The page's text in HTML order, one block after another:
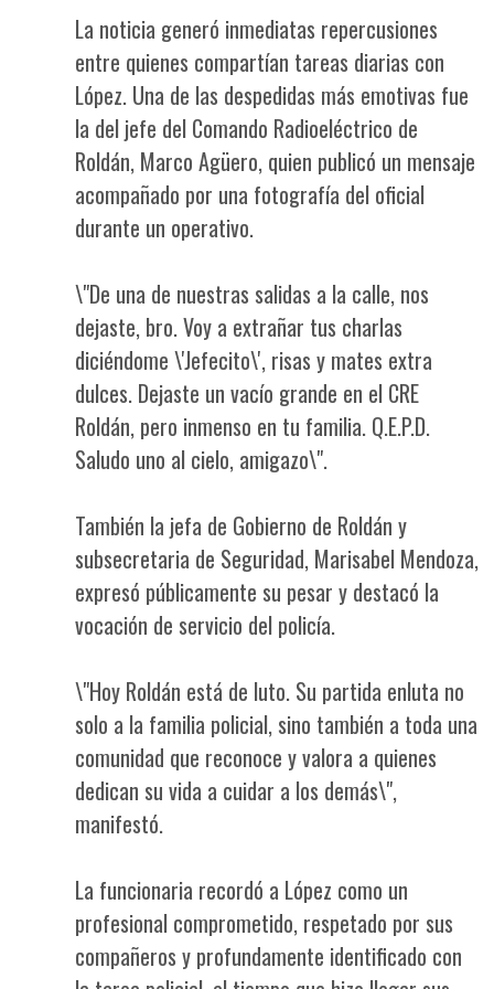
La noticia generó inmediatas repercusiones
entre quienes compartían tareas diarias con
López. Una de las despedidas más emotivas fue
la del jefe del Comando Radioeléctrico de
Roldán, Marco Agüero, quien publicó un mensaje
acompañado por una fotografía del oficial
durante un operativo.
\"De una de nuestras salidas a la calle, nos
dejaste, bro. Voy a extrañar tus charlas
diciéndome \'Jefecito\', risas y mates extra
dulces. Dejaste un vacío grande en el CRE
Roldán, pero inmenso en tu familia. Q.E.P.D.
Saludo uno al cielo, amigazo\".
También la jefa de Gobierno de Roldán y
subsecretaria de Seguridad, Marisabel Mendoza,
expresó públicamente su pesar y destacó la
vocación de servicio del policía.
\"Hoy Roldán está de luto. Su partida enluta no
solo a la familia policial, sino también a toda una
comunidad que reconoce y valora a quienes
dedican su vida a cuidar a los demás\",
manifestó.
La funcionaria recordó a López como un
profesional comprometido, respetado por sus
compañeros y profundamente identificado con